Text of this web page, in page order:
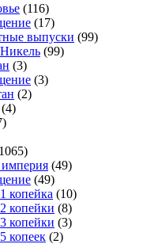
(116)
(17)
выпуски (99)
Никель (99)
(3)
(3)
(2)
(4)
империя (49)
(49)
1 копейка (10)
2 копейки (8)
3 копейки (3)
5 копеек (2)